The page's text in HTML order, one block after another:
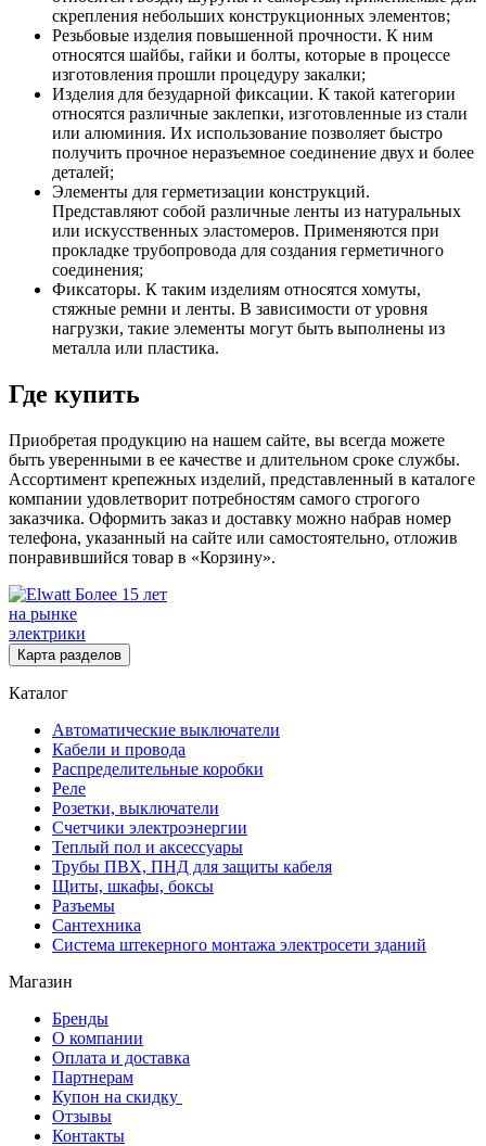
скрепления небольших конструкционных элементов;
Резьбовые изделия повышенной прочности. К ним
относятся шайбы, гайки и болты, которые в процессе
изготовления прошли процедуру закалки;
Изделия для безударной фиксации. К такой категории
относятся различные заклепки, изготовленные из стали
или алюминия. Их использование позволяет быстро
получить прочное неразъемное соединение двух и более
деталей;
Элементы для герметизации конструкций.
Представляют собой различные ленты из натуральных
или искусственных эластомеров. Применяются при
прокладке трубопровода для создания герметичного
соединения;
Фиксаторы. К таким изделиям относятся хомуты,
стяжные ремни и ленты. В зависимости от уровня
нагрузки, такие элементы могут быть выполнены из
металла или пластика.
Где купить
Приобретая продукцию на нашем сайте, вы всегда можете
быть уверенными в ее качестве и длительном сроке службы.
Ассортимент крепежных изделий, представленный в каталоге
компании удовлетворит потребностям самого строгого
заказчика. Оформить заказ и доставку можно набрав номер
телефона, указанный на сайте или самостоятельно, отложив
понравившийся товар в «Корзину».
Более 15 лет
на рынке
электрики
Карта разделов
Каталог
Автоматические выключатели
Кабели и провода
Распределительные коробки
Реле
Розетки, выключатели
Счетчики электроэнергии
Теплый пол и аксессуары
Трубы ПВХ, ПНД для защиты кабеля
Щиты, шкафы, боксы
Разъемы
Сантехника
Система штекерного монтажа электросети зданий
Магазин
Бренды
О компании
Оплата и доставка
Партнерам
Купон на скидку
Отзывы
Контакты